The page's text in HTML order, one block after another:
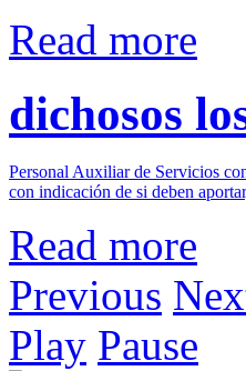
Read more
dichosos
Personal Auxiliar de Servicios
con indicación de si deben
Read more
Previous
Play Pause